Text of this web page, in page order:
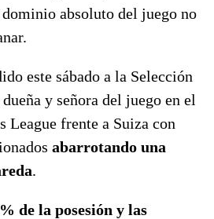
absoluto del juego no
este sábado a la Selección
y señora del juego en el
League frente a Suiza con
abarrotando una
.
de la posesión y las